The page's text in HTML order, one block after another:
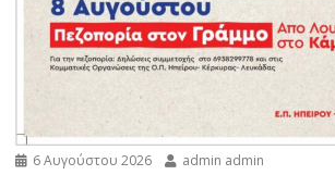
6 Αυγούστου 2026 admin admin